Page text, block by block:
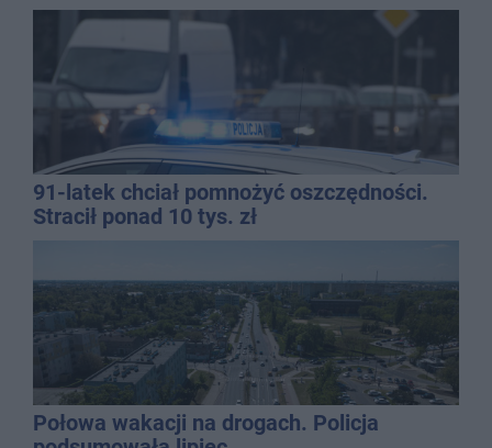
91-latek chciał pomnożyć oszczędności.
Stracił ponad 10 tys. zł
Połowa wakacji na drogach. Policja